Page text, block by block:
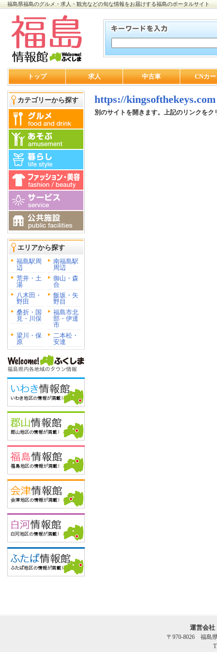
福島県福島のグルメ・求人・観光などの旬な情報をお届けする福島のポータルサイト
トップ 求人 中古車 CNカ
カテゴリーから探す
エリアから探す
福島駅周
辺
南福島駅
周辺
荒井・土
湯
御山・森
合
八木田・
野田
飯坂・矢
野目
桑折・国
見・川俣
福島市北
部・伊達
市
梁川・保
原
二本松・
安達
https://kingsofthekeys.com
別のサイトを開きます。上記のリンクをク
運営会
〒970-8026 福島